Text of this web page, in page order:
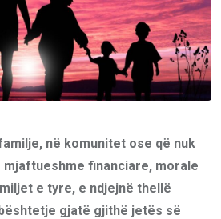
në komunitet ose që nuk
financiare, morale
e tyre, e ndjejnë thellë
gjatë gjithë jetës së